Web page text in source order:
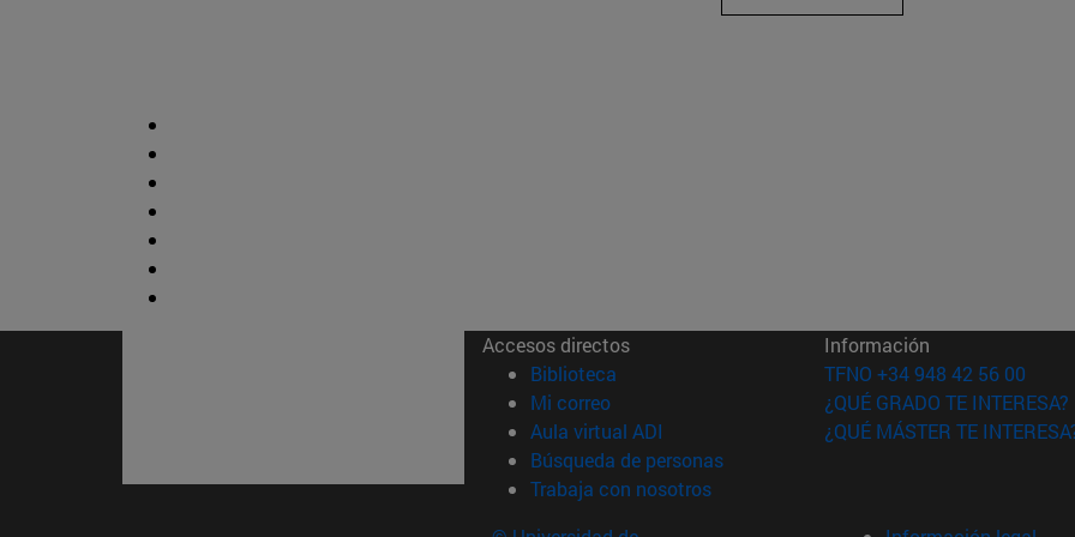
Accesos directos
Biblioteca (abre en nueva ventana)
Mi correo(abre en nueva ventana)
Aula virtual ADI (abre en nueva ventana)
Búsqueda de personas(abre en nueva ventana)
Trabaja con nosotros(abre en nueva ventana)
Información
TFNO +34 948 42 56 00
¿QUÉ GRADO TE INTERESA?
¿QUÉ MÁSTER TE